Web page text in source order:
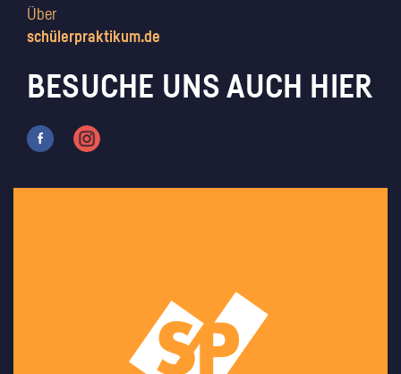
Über
schülerpraktikum.de
BESUCHE UNS AUCH HIER